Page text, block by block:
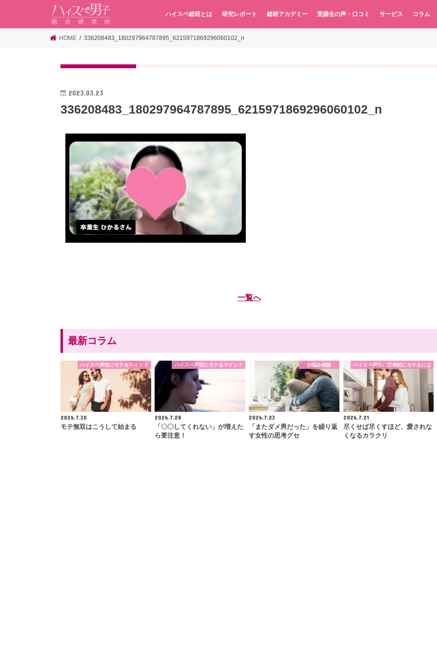
ハイスペ総研とは 研究レポート 総研アカデミー 受講生の声・口コミ サービス コラム
HOME 336208483_180297964787895_6215971869296060102_n
2023.03.23
336208483_180297964787895_6215971869296060102_n
一覧へ
最新コラム
ハイスペ男性にモテるマインド
2026.7.30
モテ無双はこうして始まる
ハイスペ男性にモテるマインド
2026.7.28
「〇〇してくれない」が増えた
ら要注意！
お悩み相談
2026.7.23
「またダメ男だった」を繰り返
す女性の思考グセ
ハイスペ男性に圧倒的にモテるには
2026.7.21
尽くせば尽くすほど、愛されな
くなるカラクリ